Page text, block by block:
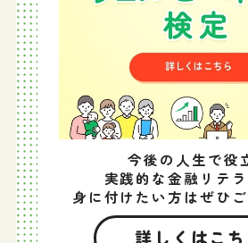
今後の人生で役
実践的な金融リテ
身に付けたい方はぜひ
詳しくはこち